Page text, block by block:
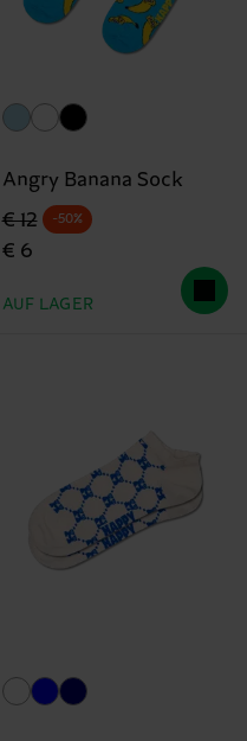
Angry Banana Sock
Originalpreis
€ 12
Reduzierter Preis
€ 6
-50%
AUF LAGER